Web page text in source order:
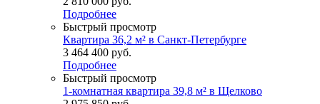
Подробнее
Быстрый просмотр
Квартира 36,2 м² в Санкт-Петербурге
3 464 400 руб.
Подробнее
Быстрый просмотр
1-комнатная квартира 39,8 м² в Щелково